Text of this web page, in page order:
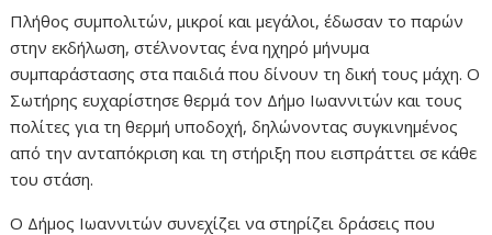
Πλήθος συμπολιτών, μικροί και μεγάλοι, έδωσαν το παρών
στην εκδήλωση, στέλνοντας ένα ηχηρό μήνυμα
συμπαράστασης στα παιδιά που δίνουν τη δική τους μάχη. Ο
Σωτήρης ευχαρίστησε θερμά τον Δήμο Ιωαννιτών και τους
πολίτες για τη θερμή υποδοχή, δηλώνοντας συγκινημένος
από την ανταπόκριση και τη στήριξη που εισπράττει σε κάθε
του στάση.
Ο Δήμος Ιωαννιτών συνεχίζει να στηρίζει δράσεις που